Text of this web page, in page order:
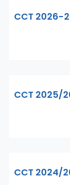
CCT 2026-
CCT 2025/
CCT 2024/